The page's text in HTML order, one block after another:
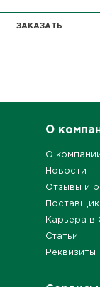
ЗАКАЗАТЬ
О
О
Новости
Отзывы и
Карьера в
Статьи
Реквизиты